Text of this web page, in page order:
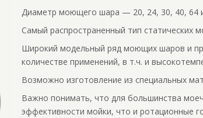
Диаметр моющего шара — 20, 24, 30, 40, 64
Самый распространенный тип статических
Широкий модельный ряд моющих шаров и
количестве применений, в т.ч. и
Возможно изготовление из специальных
Важно понимать, что для большинства
эффективности мойки, что и ротационные